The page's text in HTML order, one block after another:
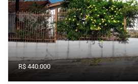
R$ 440.000